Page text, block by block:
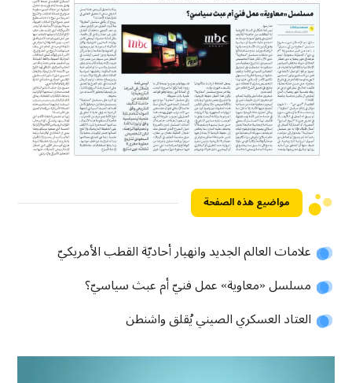
مواضيع هذه الصفحة
علامات العالم الجديد وانهيار أحاديّة القطب الأمريكيّ
مسلسل «معاوية» عمل فنيّ أم عبث سياسيّ؟
العتاد العسكري الصيني يُقلق واشنطن